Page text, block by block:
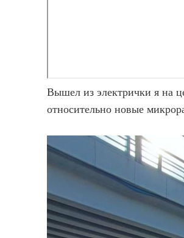
Вышел из электрички я на
относительно новые